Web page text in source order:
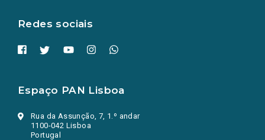
Redes sociais
Espaço PAN Lisboa
Rua da Assunção, 7, 1.º andar
1100-042 Lisboa
Portugal